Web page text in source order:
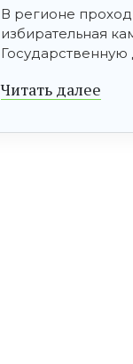
В регионе
избирательная
Государственную
Читать далее